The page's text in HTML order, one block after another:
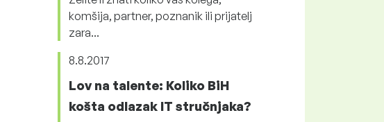
komšija, partner, poznanik ili prijatelj
zara...
8.8.2017
Lov na talente: Koliko BiH
košta odlazak IT stručnjaka?